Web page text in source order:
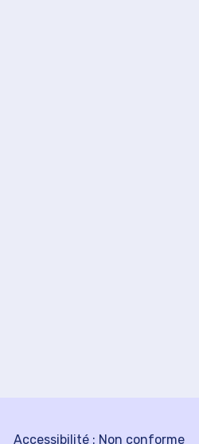
Accessibilité : Non conforme